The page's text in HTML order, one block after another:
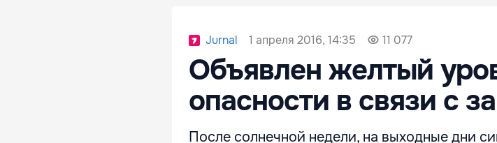
Jurnal 1 апреля 2016, 14:35 11 077
Объявлен желтый
опасности в связи с
После солнечной недели, на выходные дни